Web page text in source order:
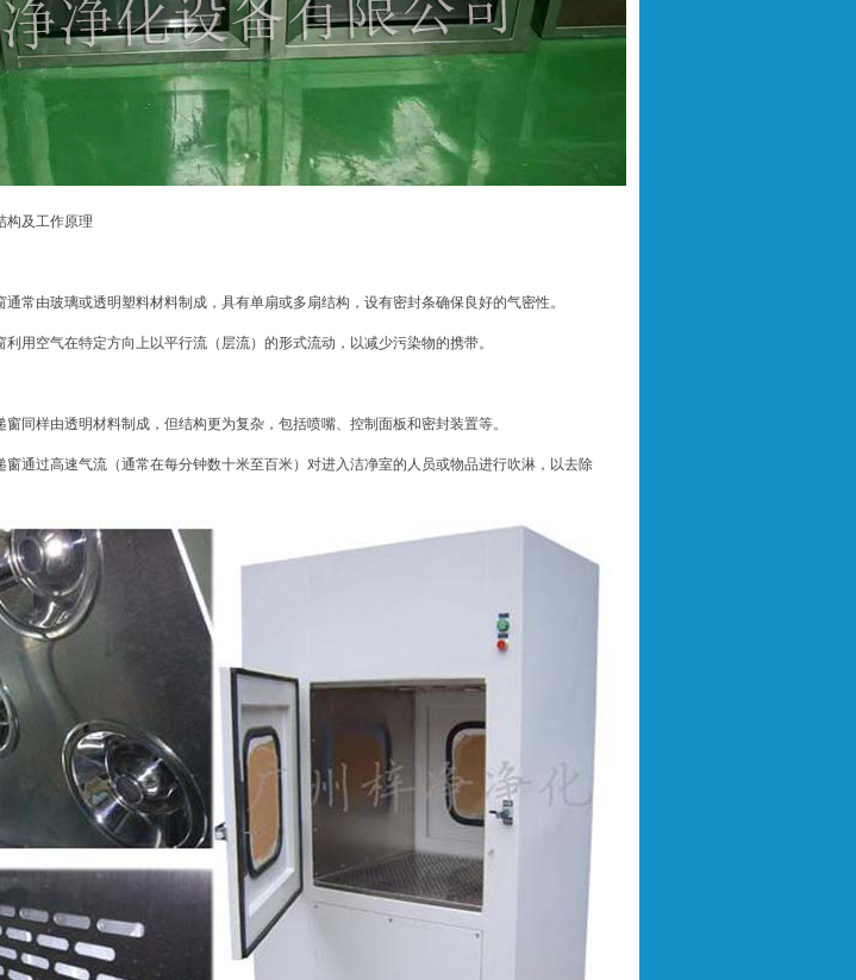
构及工作原理
常由玻璃或透明塑料材料制成，具有单扇或多扇结构，设有密封条确保良好的气密性。
用空气在特定方向上以平行流（层流）的形式流动，以减少污染物的携带。
同样由透明材料制成，但结构更为复杂，包括喷嘴、控制面板和密封装置等。
窗通过高速气流（通常在每分钟数十米至百米）对进入洁净室的人员或物品进行吹淋，以去除